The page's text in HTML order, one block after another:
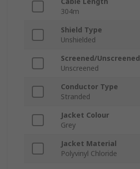
304m
Shield Type
Unshielded
Screened/Unscreened
Unscreened
Conductor Type
Stranded
Jacket Colour
Grey
Jacket Material
Polyvinyl Chloride